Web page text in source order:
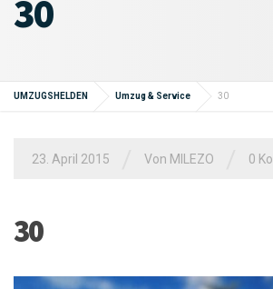
30
UMZUGSHELDEN Umzug & Service 30
23. April 2015 Von MILEZO 0
30